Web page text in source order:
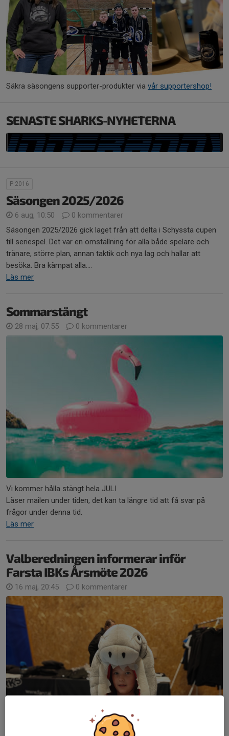
Säkra säsongens supporter-produkter via vår supportershop!
SENASTE SHARKS-NYHETERNA
P 2016
Säsongen 2025/2026
6 aug, 10:50
0 kommentarer
Säsongen 2025/2026 gick laget från att delta i Schyssta cupen
till seriespel. Det var en omställning för alla både spelare och
tränare, större plan, annan taktik och nya lag och hallar att
besöka. Bra kämpat alla....
Läs mer
Sommarstängt
28 maj, 07:55 0 kommentarer
Vi kommer hålla stängt hela JULI
Läser mailen under tiden, det kan ta längre tid att få svar på
frågor under denna tid.
Läs mer
Valberedningen informerar inför
Farsta IBKs Årsmöte 2026
16 maj, 20:45 0 kommentarer